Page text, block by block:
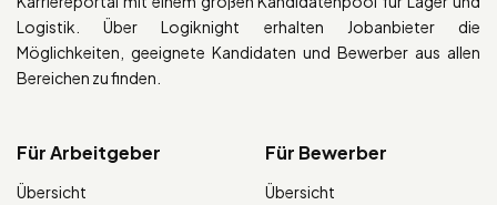
Logistik. Über Logiknight erhalten Jobanbieter die
Möglichkeiten, geeignete Kandidaten und Bewerber aus allen
Bereichen zu finden.
Für Arbeitgeber
Übersicht
Für Bewerber
Übersicht